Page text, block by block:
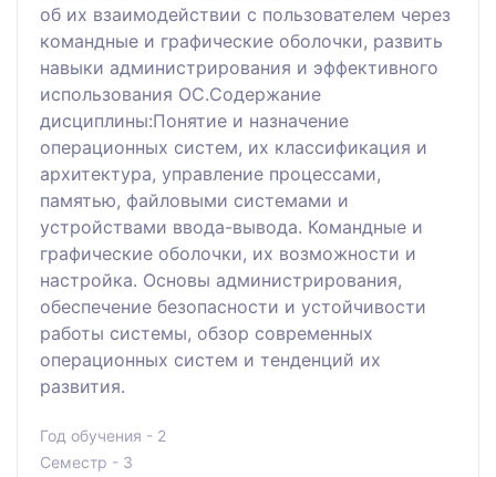
об их взаимодействии с пользователем через
командные и графические оболочки, развить
навыки администрирования и эффективного
использования ОС.Содержание
дисциплины:Понятие и назначение
операционных систем, их классификация и
архитектура, управление процессами,
памятью, файловыми системами и
устройствами ввода-вывода. Командные и
графические оболочки, их возможности и
настройка. Основы администрирования,
обеспечение безопасности и устойчивости
работы системы, обзор современных
операционных систем и тенденций их
развития.
Год обучения - 2
Семестр - 3